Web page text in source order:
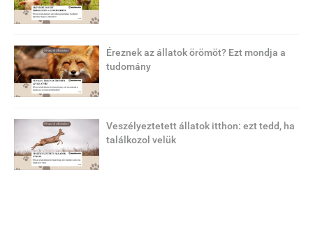
Éreznek az állatok örömöt? Ezt mondja a
tudomány
Veszélyeztetett állatok itthon: ezt tedd, ha
találkozol velük